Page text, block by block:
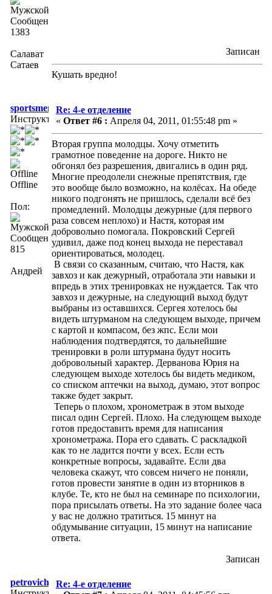
Сообщений:
1383
Салават
Сатаев
Записан
Кушать вредно!
sportsmen
Инструктор
Offline
Пол:
Сообщений:
815
Андрей
Re: 4-е отделение
« Ответ #6 : Апреля 04, 2011, 01:55:48 pm »
Вторая группа молодцы. Хочу отметить
грамотное поведение на дороге. Никто не
обгонял без разрешения, двигались в один ряд.
Многие преодолели снежные препятствия, где
это вообще было возможно, на колёсах. На обеде
никого подгонять не пришлось, сделали всё без
промедлений. Молодцы дежурные (для первого
раза совсем неплохо) и Настя, которая им
добровольно помогала. Покровский Сергей
удивил, даже под конец выхода не переставал
ориентироваться, молодец.
В связи со сказанным, считаю, что Настя, как
завхоз и как дежурный, отработала эти навыки и
впредь в этих тренировках не нуждается. Так что
завхоз и дежурные, на следующий выход будут
выбраны из оставшихся. Сергея хотелось бы
видеть штурманом на следующем выходе, причем
с картой и компасом, без жпс. Если мои
наблюдения подтвердятся, то дальнейшие
тренировки в роли штурмана будут носить
добровольный характер. Дерванова Юрия на
следующем выходе хотелось бы видеть медиком,
со списком аптечки на выход, думаю, этот вопрос
также будет закрыт.
Теперь о плохом, хронометраж в этом выходе
писал один Сергей. Плохо. На следующем выходе
готов предоставить время для написания
хронометража. Пора его сдавать. С раскладкой
как то не ладится почти у всех. Если есть
конкретные вопросы, задавайте. Если два
человека скажут, что совсем ничего не поняли,
готов провести занятие в один из вторников в
клубе. Те, кто не был на семинаре по психологии,
пора присылать ответы. На это задание более часа
у вас не должно тратиться. 15 минут на
обдумывание ситуации, 15 минут на написание
ответа.
Записан
petrovich
Re: 4-е отделение